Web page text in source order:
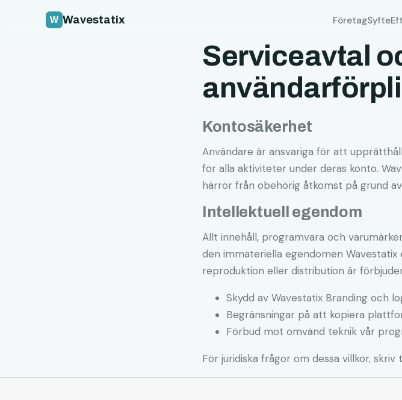
Wavestatix FöretagSyfte
Serviceavtal
Kontosäkerhet
Användare är ansvariga för att
för alla aktiviteter under deras konto.
härrör från obehörig åtkomst på grund
Intellektuell egendom
Allt innehåll, programvara och
den immateriella egendomen Wavestatix
reproduktion eller distribution är
Skydd av Wavestatix Branding och
Begränsningar på att kopiera
Förbud mot omvänd teknik vår
För juridiska frågor om dessa villkor, skriv